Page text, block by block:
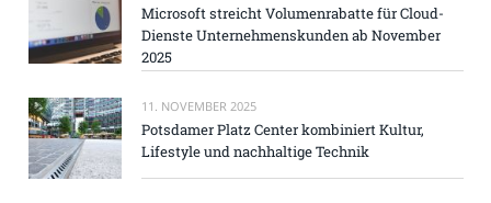
Microsoft streicht Volumenrabatte für Cloud-
Dienste Unternehmenskunden ab November
2025
11. NOVEMBER 2025
Potsdamer Platz Center kombiniert Kultur,
Lifestyle und nachhaltige Technik